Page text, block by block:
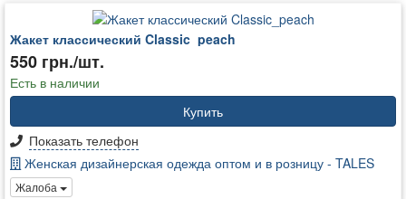
Жакет классический Classic_peach
550 грн./шт.
Есть в наличии
Купить
Показать телефон
Женская дизайнерская одежда оптом и в розницу - TALES
Жалоба